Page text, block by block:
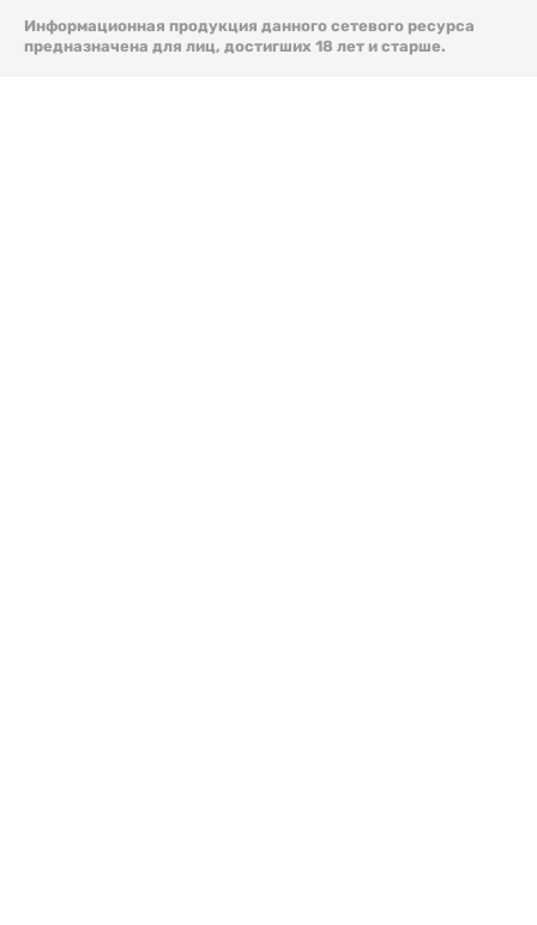
Информационная продукция данного сетевого ресурса
предназначена для лиц, достигших 18 лет и старше.